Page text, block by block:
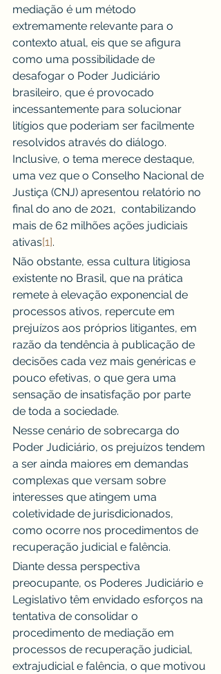
mediação é um método
extremamente relevante para o
contexto atual, eis que se afigura
como uma possibilidade de
desafogar o Poder Judiciário
brasileiro, que é provocado
incessantemente para solucionar
litígios que poderiam ser facilmente
resolvidos através do diálogo.
Inclusive, o tema merece destaque,
uma vez que o Conselho Nacional de
Justiça (CNJ) apresentou relatório no
final do ano de 2021,  contabilizando
mais de 62 milhões ações judiciais
ativas[1].
Não obstante, essa cultura litigiosa
existente no Brasil, que na prática
remete à elevação exponencial de
processos ativos, repercute em
prejuízos aos próprios litigantes, em
razão da tendência à publicação de
decisões cada vez mais genéricas e
pouco efetivas, o que gera uma
sensação de insatisfação por parte
de toda a sociedade.
Nesse cenário de sobrecarga do
Poder Judiciário, os prejuízos tendem
a ser ainda maiores em demandas
complexas que versam sobre
interesses que atingem uma
coletividade de jurisdicionados,
como ocorre nos procedimentos de
recuperação judicial e falência.
Diante dessa perspectiva
preocupante, os Poderes Judiciário e
Legislativo têm envidado esforços na
tentativa de consolidar o
procedimento de mediação em
processos de recuperação judicial,
extrajudicial e falência, o que motivou